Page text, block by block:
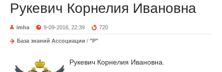
Рукевич Корнелия Ивановна
imha 9-09-2016, 22:39 720
База знаний Ассоциации / "Р"
Рукевич Корнелия Ивановна.